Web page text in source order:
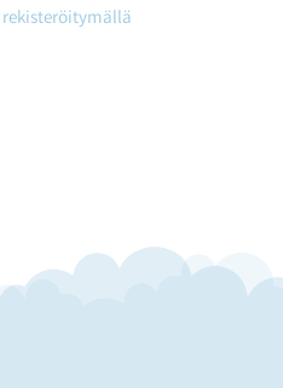
rekisteröitymällä